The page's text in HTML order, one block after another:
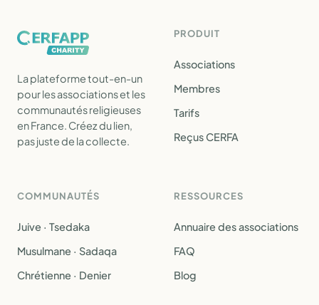
La plateforme tout-en-un
pour les associations et les
communautés religieuses
en France. Créez du lien,
pas juste de la collecte.
PRODUIT
Associations
Membres
Tarifs
Reçus CERFA
COMMUNAUTÉS
Juive · Tsedaka
Musulmane · Sadaqa
Chrétienne · Denier
RESSOURCES
Annuaire des associations
FAQ
Blog